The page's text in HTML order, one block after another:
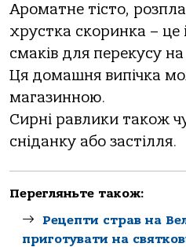
Ароматне тісто,
хрустка скоринка – це
смаків для перекусу на
Ця домашня випічка
магазинною.
Сирні равлики також
сніданку або застілля.
Перегляньте також:
Рецепти страв на
приготувати на